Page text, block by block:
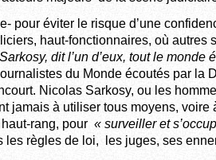
pour éviter le risque d’une
haut-fonctionnaires, où autres
dit l’un d’eux, tout le monde
du Monde écoutés par la
Nicolas Sarkosy, ou les
jamais à utiliser tous moyens, voire
rang, pour « surveiller et
les règles de loi, les juges, ses